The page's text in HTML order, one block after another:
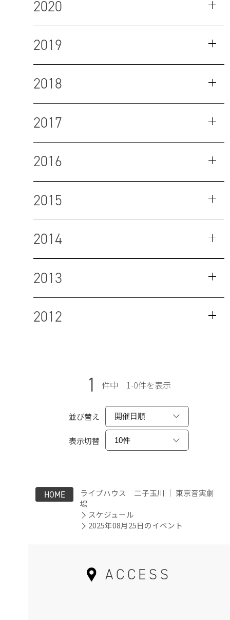
2020
2019
2018
2017
2016
2015
2014
2013
2012
1 件中 1-0件を表示
並び替え
表示切替
HOME
ライブハウス 二子玉川 ｜ 東京音実劇
場
スケジュール
2025年08月25日のイベント
ACCESS